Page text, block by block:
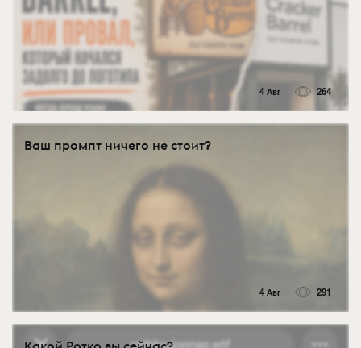
4 Авг 264
Ваш промпт ничего не стоит?
4 Авг 291